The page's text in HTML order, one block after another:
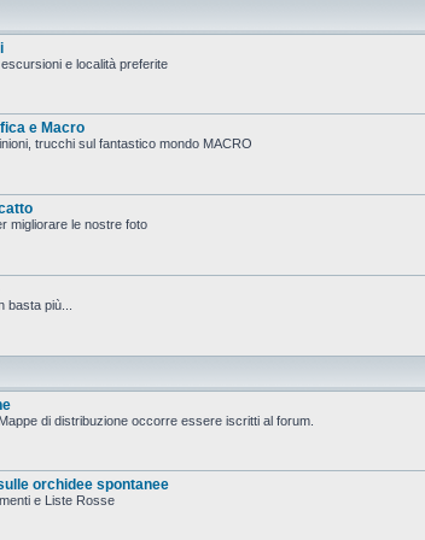
e località preferite
e Macro
trucchi sul fantastico mondo MACRO
migliorare le nostre foto
basta più...
di distribuzione occorre essere iscritti al forum.
orchidee spontanee
e Liste Rosse